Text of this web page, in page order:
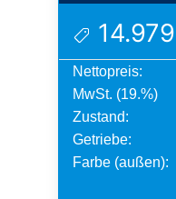
14.979
Nettopreis:
MwSt. (19.%)
Zustand:
Getriebe:
Farbe (außen):